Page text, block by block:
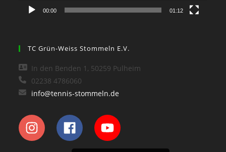
00:00 01:12
TC Grün-Weiss Stommeln E.V.
In den Benden 1, 50259 Pulheim
02238 4786060
info@tennis-stommeln.de